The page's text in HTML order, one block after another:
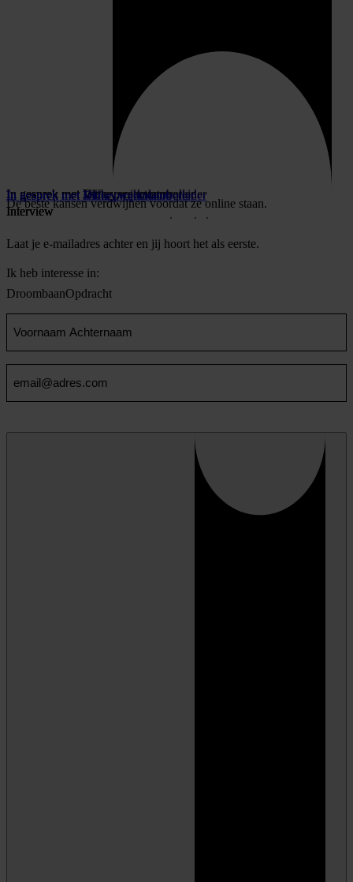
In gesprek met Vince, werkvoorbereider
Interview
In gesprek met Vince, werkvoorbereider
In gesprek met Jeffrey, calculator
Interview
In gesprek met Jeffrey, calculator
In gesprek met Dick, projectcontroller
Interview
In gesprek met Dick, projectcontroller
De beste kansen verdwijnen voordat ze online staan.
Laat je e-mailadres achter en jij hoort het als eerste.
Ik heb interesse in:
DroombaanOpdracht
en
Achternaam
(Vereist)